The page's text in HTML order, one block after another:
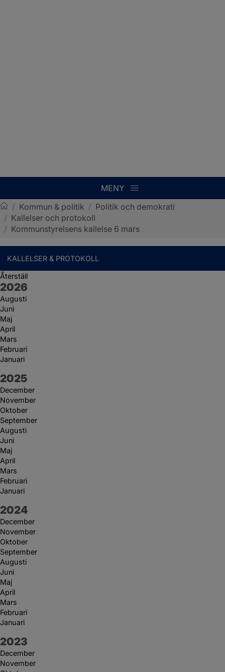
MENY
Sotenäs kommun
/ Kommun & politik / Politik och demokrati
/ Kallelser och protokoll
/ Kommunstyrelsens kallelse 6 mars
KALLELSER & PROTOKOLL
Återställ
År:
2026
Augusti
Juni
Maj
April
Mars
Februari
Januari
År:
2025
December
November
Oktober
September
Augusti
Juni
Maj
April
Mars
Februari
Januari
År:
2024
December
November
Oktober
September
Augusti
Juni
Maj
April
Mars
Februari
Januari
År:
2023
December
November